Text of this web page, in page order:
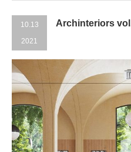
10.13
2021
Archinteriors